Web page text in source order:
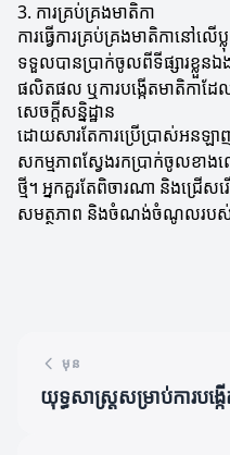
3. ការគ្រប់គ្រងមាតិកា
ការធ្វើការគ្រប់គ្រងមាតិកានៅ
ទទួលបានប្រាក់ចូលពីទីផ្សារខ្លួនឯង
ផលិតផល ឬការបង្កើតមាតិកាដែ
សេចក្ដីសន្និដ្ឋាន
ដោយសារតែការប្រើប្រាស់អនឡា
សកម្មភាពស្វែងរកប្រាក់ចូលខាង
ថ្មី។ អ្នកគួរតែពិចារណា និងជ្រើ
សមត្ថភាព និងចំណង់ចំណូលរបស់
មុន
យុទ្ធសាស្ត្រសម្រាប់ការប